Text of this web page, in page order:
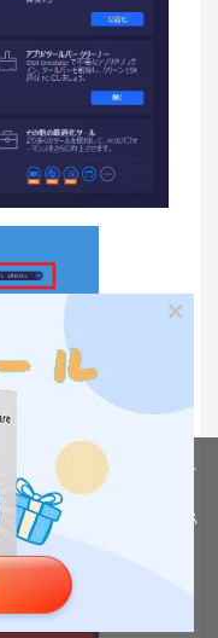
して、「指標」タブ
ファンの回転速度を
ためにクッキーを利用して
シーポリシー
に同意する必